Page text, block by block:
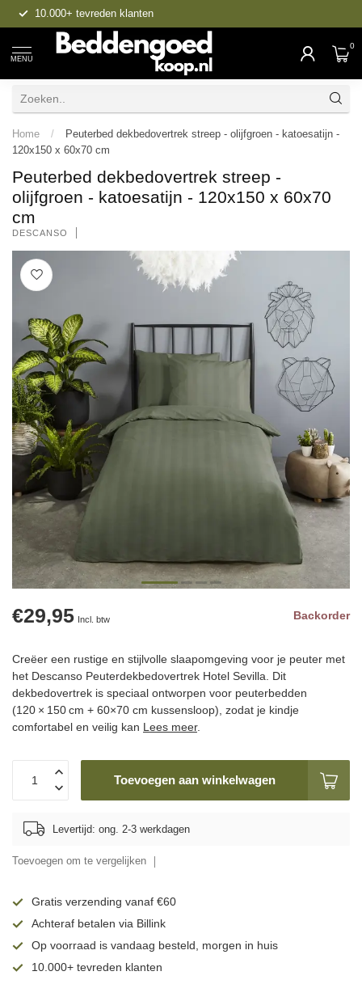
10.000+ tevreden klanten
MENU
0
Home /
Peuterbed dekbedovertrek streep - olijfgroen - katoesatijn -
120x150 x 60x70 cm
Peuterbed dekbedovertrek streep -
olijfgroen - katoesatijn - 120x150 x 60x70
cm
DESCANSO
€29,95 Incl. btw Backorder
Creëer een rustige en stijlvolle slaapomgeving voor je peuter met
het Descanso Peuterdekbedovertrek Hotel Sevilla. Dit
dekbedovertrek is speciaal ontworpen voor peuterbedden
(120 × 150 cm + 60×70 cm kussensloop), zodat je kindje
comfortabel en veilig kan Lees meer.
Toevoegen aan winkelwagen
Levertijd: ong. 2-3 werkdagen
Toevoegen om te vergelijken
Gratis verzending vanaf €60
Achteraf betalen via Billink
Op voorraad is vandaag besteld, morgen in huis
10.000+ tevreden klanten